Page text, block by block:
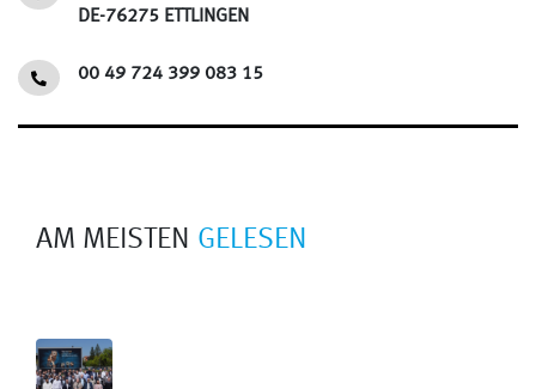
DE-76275 ETTLINGEN
00 49 724 399 083 15
AM MEISTEN GELESEN